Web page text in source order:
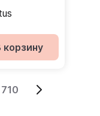
корзину
710